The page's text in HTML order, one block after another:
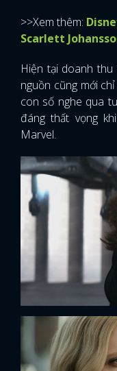
>>Xem thêm:
Scarlett
Hiện tại doanh
nguồn cũng mới
con số nghe qua
đáng thất vọng
Marvel.